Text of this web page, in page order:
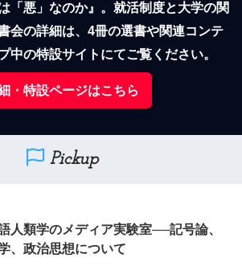
「悪」なのか』。就活制度と大学の関
会の詳細は、4冊の選書や関連コンテ
中の特設サイトにてご覧ください。
・特設ページはこちら
Pickup
人類学のメディア実験室──記号論、
、政治思想について